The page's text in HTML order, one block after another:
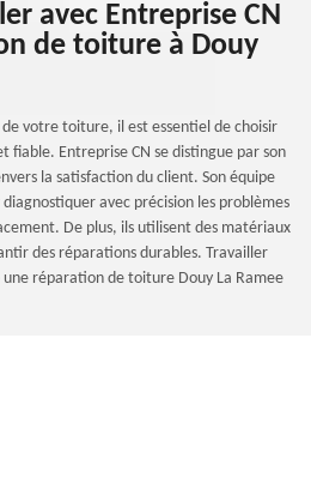
avec Entreprise CN
de toiture à Douy
votre toiture, il est essentiel de choisir
fiable. Entreprise CN se distingue par son
la satisfaction du client. Son équipe
avec précision les problèmes
De plus, ils utilisent des matériaux
des réparations durables. Travailler
une réparation de toiture Douy La Ramee